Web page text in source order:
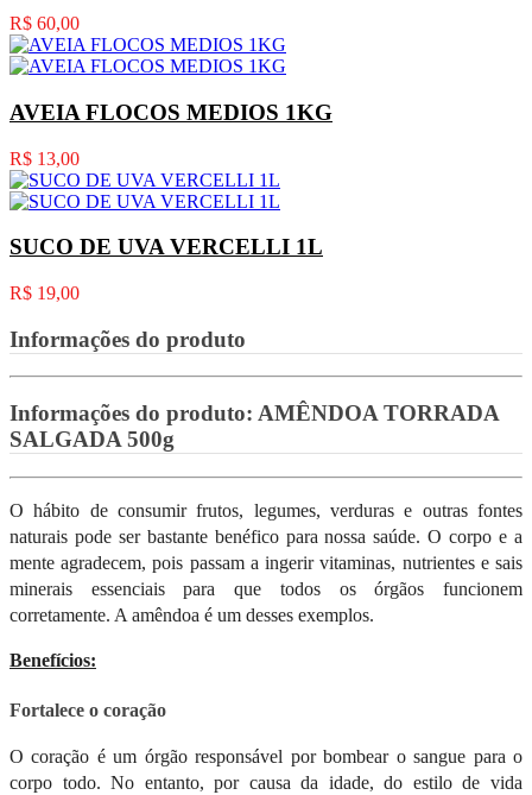
R$ 60,00
AVEIA FLOCOS MEDIOS 1KG
R$ 13,00
SUCO DE UVA VERCELLI 1L
R$ 19,00
Informações do produto
Informações do produto: AMÊNDOA TORRADA
SALGADA 500g
O hábito de consumir frutos, legumes, verduras e outras fontes
naturais pode ser bastante benéfico para nossa saúde. O corpo e a
mente agradecem, pois passam a ingerir vitaminas, nutrientes e sais
minerais essenciais para que todos os órgãos funcionem
corretamente. A amêndoa é um desses exemplos.
Benefícios:
Fortalece o coração
O coração é um órgão responsável por bombear o sangue para o
corpo todo. No entanto, por causa da idade, do estilo de vida